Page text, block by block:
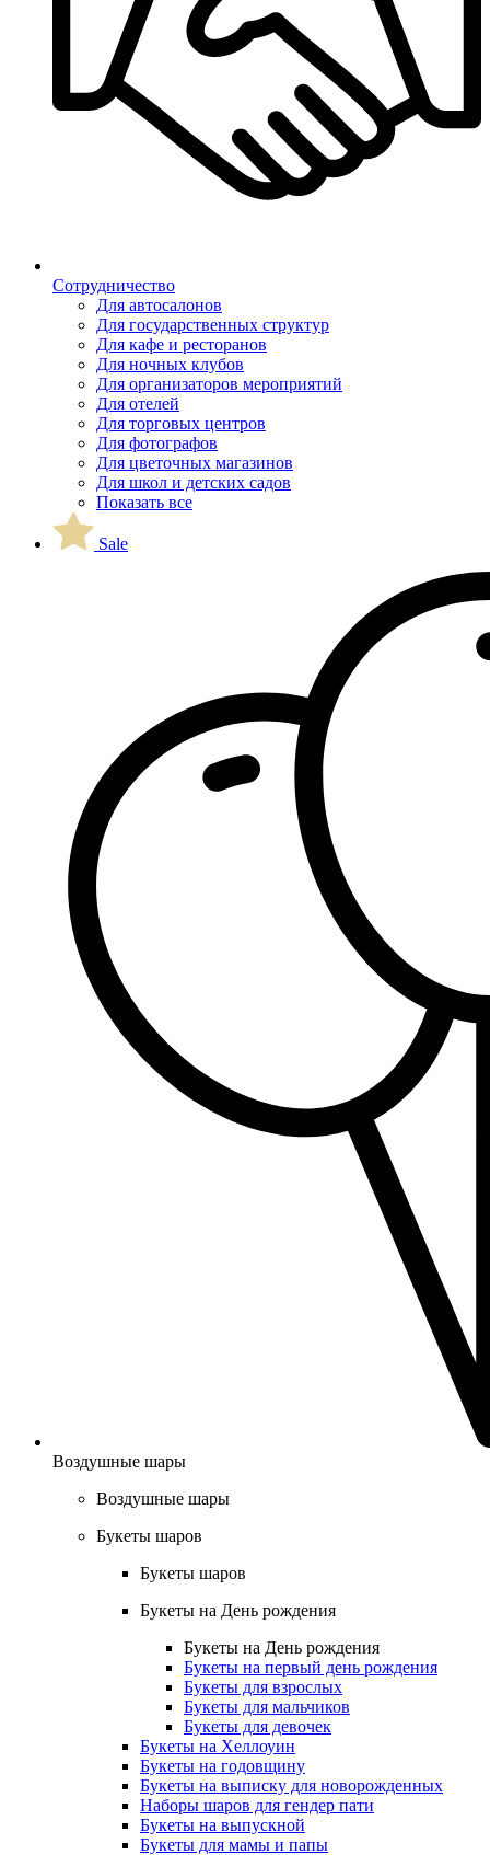
Сотрудничество
Для автосалонов
Для государственных структур
Для кафе и ресторанов
Для ночных клубов
Для организаторов мероприятий
Для отелей
Для торговых центров
Для фотографов
Для цветочных магазинов
Для школ и детских садов
Показать все
Sale
Воздушные шары
Воздушные шары
Букеты шаров
Букеты шаров
Букеты на День рождения
Букеты на День рождения
Букеты на первый день рождения
Букеты для взрослых
Букеты для мальчиков
Букеты для девочек
Букеты на Хеллоуин
Букеты на годовщину
Букеты на выписку для новорожденных
Наборы шаров для гендер пати
Букеты на выпускной
Букеты для мамы и папы